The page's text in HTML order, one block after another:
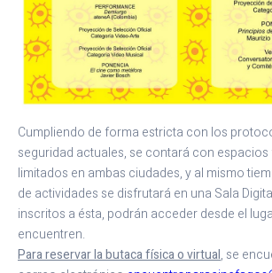
Cumpliendo de forma estricta con los
seguridad actuales, se contará con
limitados en ambas ciudades, y al mismo
de actividades se disfrutará en una Sala
inscritos a ésta, podrán acceder desde el
encuentren.
Para reservar la butaca física o virtual, se